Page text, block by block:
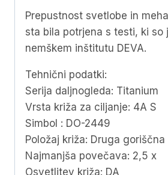
Prepustnost svetlobe in
sta bila potrjena s testi, ki so
nemškem inštitutu DEVA.
Tehnični podatki:
Serija daljnogleda: Titanium
Vrsta križa za ciljanje: 4A S
Simbol : DO-2449
Položaj križa: Druga goriščna
Najmanjša povečava: 2,5 x
Osvetlitev križa: DA